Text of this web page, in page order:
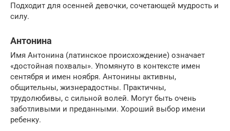
Подходит для осенней девочки, сочетающей мудрость и
силу.
Антонина
Имя Антонина (латинское происхождение) означает
«достойная похвалы». Упомянуто в контексте имен
сентября и имен ноября. Антонины активны,
общительны, жизнерадостны. Практичны,
трудолюбивы, с сильной волей. Могут быть очень
заботливыми и преданными. Хороший выбор имени
ребенку.